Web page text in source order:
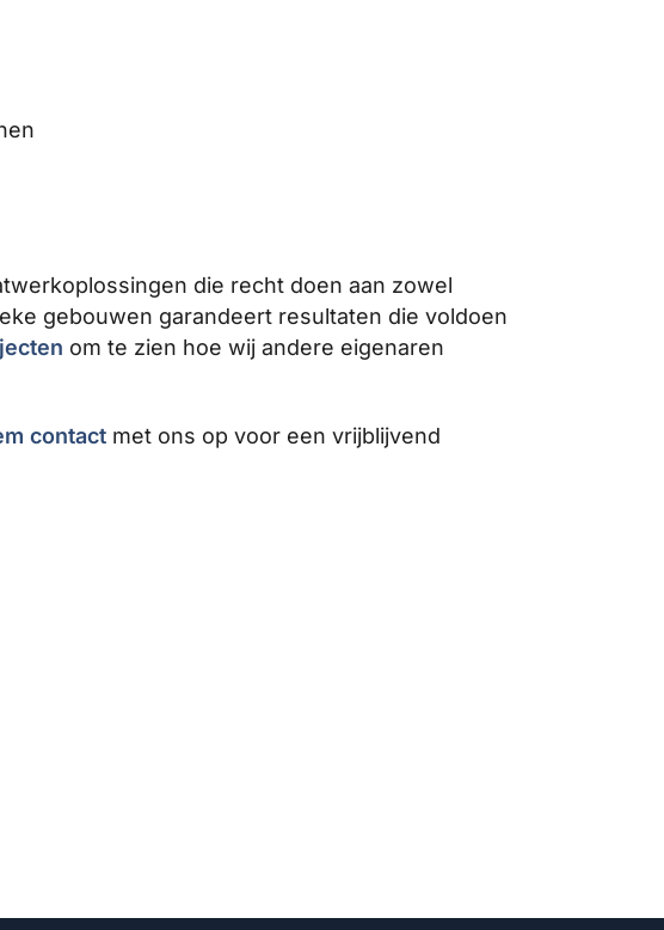
die recht doen aan zowel
gebouwen garandeert resultaten die voldoen
om te zien hoe wij andere eigenaren
contact met ons op voor een vrijblijvend